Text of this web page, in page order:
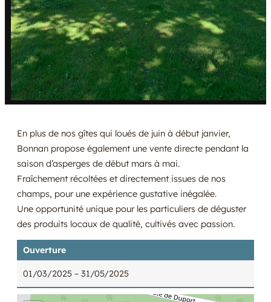
En plus de nos gîtes qui loués de juin à début janvier,
Bonnan propose également une vente directe pendant la
saison d’asperges de début mars à mai.
Fraîchement récoltées et directement issues de nos
champs, pour une expérience gustative inégalée.
Une opportunité unique pour les particuliers de déguster
des produits locaux de qualité, cultivés avec passion.
Ouverture
01/03/2025 – 31/05/2025